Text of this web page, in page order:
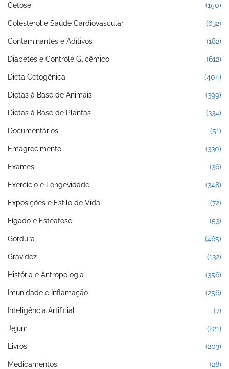
Cetose (150)
Colesterol e Saúde Cardiovascular (632)
Contaminantes e Aditivos (182)
Diabetes e Controle Glicêmico (612)
Dieta Cetogênica (404)
Dietas à Base de Animais (399)
Dietas à Base de Plantas (334)
Documentários (51)
Emagrecimento (330)
Exames (36)
Exercício e Longevidade (348)
Exposições e Estilo de Vida (72)
Fígado e Esteatose (53)
Gordura (465)
Gravidez (132)
História e Antropologia (356)
Imunidade e Inflamação (256)
Inteligência Artificial (7)
Jejum (221)
Livros (203)
Medicamentos (28)